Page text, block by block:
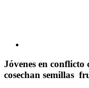
Jóvenes en
cosechan semillas